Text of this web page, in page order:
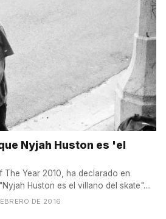
Nyjah Huston es 'el
The Year 2010, ha declarado en
Huston es el villano del skate"....
DE 2016